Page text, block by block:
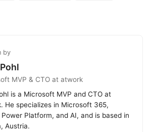
by
MVP & CTO at atwork
is a Microsoft MVP and CTO at
He specializes in Microsoft 365,
Power Platform, and AI, and is based in
Austria.